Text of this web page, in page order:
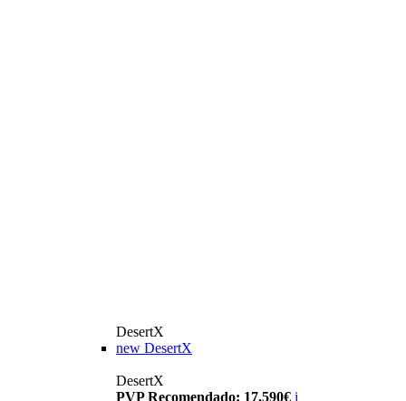
DesertX
new DesertX
DesertX
PVP Recomendado: 17.590€ i